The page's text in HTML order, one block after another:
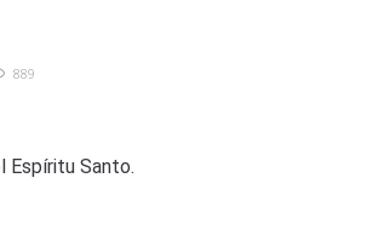
889
Espíritu Santo.